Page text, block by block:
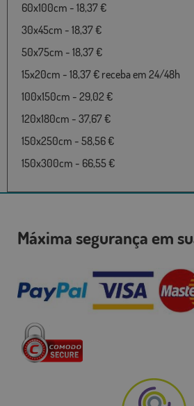
60x100cm - 18,37 €
30x45cm - 18,37 €
50x75cm - 18,37 €
15x20cm - 18,37 € receba em 24/48h
100x150cm - 29,02 €
120x180cm - 37,67 €
150x250cm - 58,56 €
150x300cm - 66,55 €
Máxima segurança em